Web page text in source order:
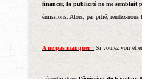
financer, la publicité ne me semblait
émissions. Alors, par pitié, rendez-
A ne pas manquer : Si voulez voir et